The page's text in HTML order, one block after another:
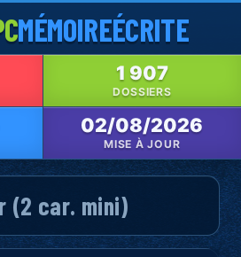
MÉMOIREÉCRITE
1 907
DOSSIERS
02/08/2026
MISE À JOUR